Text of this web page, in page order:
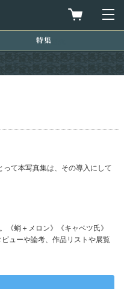
買物カゴを
特集
て本写真集は、その導入にして
蛸＋メロン》《キャベツ氏》
ューや論考、作品リストや展覧